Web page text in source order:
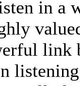
in a
link